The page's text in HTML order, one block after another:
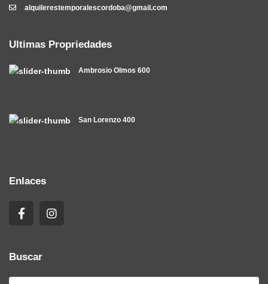
alquilerestemporalescordoba@gmail.com
Ultimas Propriedades
Ambrosio Olmos 600
San Lorenzo 400
Enlaces
Buscar